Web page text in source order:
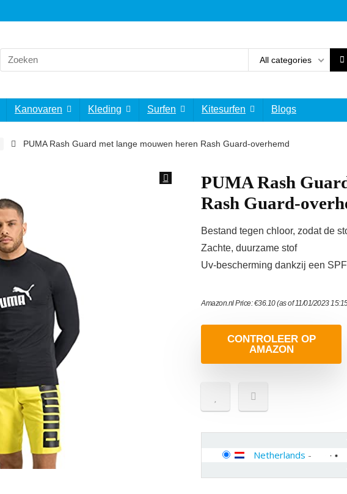
Search
for:
All categories
Kanovaren Kleding Surfen Kitesurfen Blogs
PUMA Rash Guard met lange mouwen heren Rash Guard-overhemd
PUMA Rash
Rash Guard-
Bestand tegen chloor, zodat de
Zachte, duurzame stof
Uv-bescherming dankzij een
Amazon.nl Price:€36.10(as of 11/01/2023
CONTROLEER OP
AMAZON
Netherlands -